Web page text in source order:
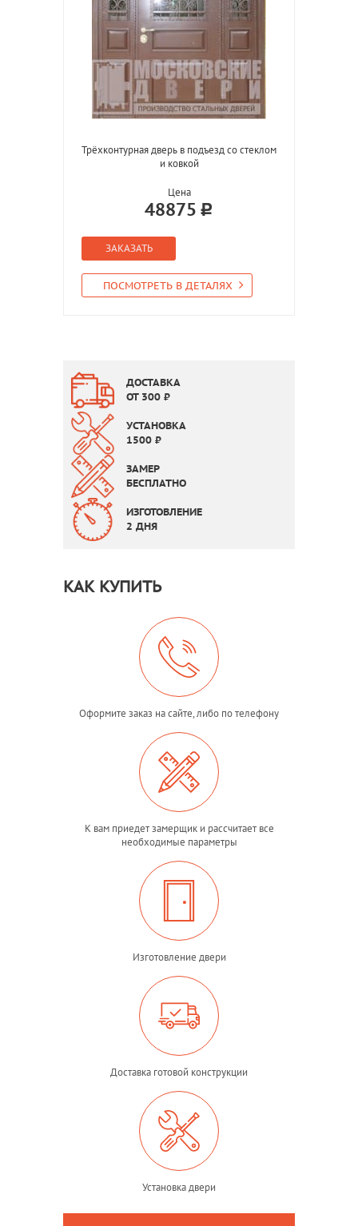
Трёхконтурная дверь в подъезд со стеклом
и ковкой
Цена
48875
ЗАКАЗАТЬ
ПОСМОТРЕТЬ В ДЕТАЛЯХ
ДОСТАВКА
ОТ 300 ₽
УСТАНОВКА
1500 ₽
ЗАМЕР
БЕСПЛАТНО
ИЗГОТОВЛЕНИЕ
2 ДНЯ
КАК КУПИТЬ
Оформите заказ на сайте, либо по телефону
К вам приедет замерщик и рассчитает все
необходимые параметры
Изготовление двери
Доставка готовой конструкции
Установка двери